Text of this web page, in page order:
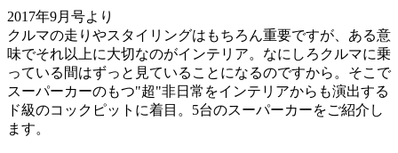
2017年9月号より
クルマの走りやスタイリングはもちろん重要ですが、ある意
味でそれ以上に大切なのがインテリア。なにしろクルマに乗
っている間はずっと見ていることになるのですから。そこで
スーパーカーのもつ"超"非日常をインテリアからも演出する
ド級のコックピットに着目。5台のスーパーカーをご紹介し
ます。